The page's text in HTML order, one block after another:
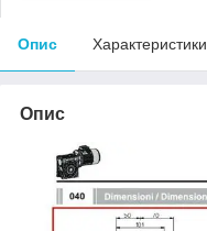
Опис Характеристики
Опис